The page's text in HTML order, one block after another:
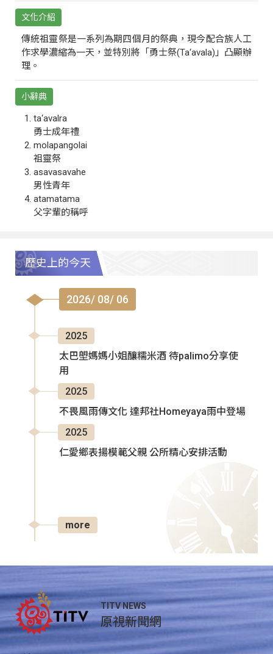
文化介紹
傳統祖靈祭是一系列為期四個月的祭典，現今配合族人工
作求學濃縮為一天，並特別將「勇士祭(Ta‘avala)」凸顯辦
理。
小辭典
ta‘avalra
勇士成年禮
molapangolai
祖靈祭
asavasavahe
男性青年
atamatama
父字輩的稱呼
歷史上的今天
2026/ 08/ 06
2025
太巴塱媽媽小姐釀糯米酒 待palimo分享使
用
2025
不畏風雨傳文化 達邦社Homeyaya雨中登場
2025
仁愛鄉表揚模範父親 公所精心安排活動
more
TITV NEWS
原視新聞網